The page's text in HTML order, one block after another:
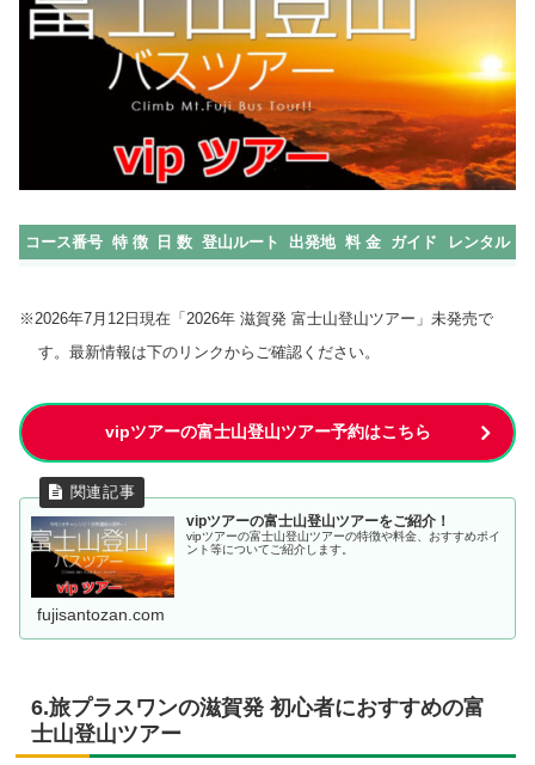
コース番号 特 徴 日 数 登山ルート 出発地 料 金 ガイド レンタル
※2026年7月12日現在「2026年 滋賀発 富士山登山ツアー」未発売で
す。最新情報は下のリンクからご確認ください。
vipツアーの富士山登山ツアー予約はこちら
vipツアーの富士山登山ツアーをご紹介！
vipツアーの富士山登山ツアーの特徴や料金、おすすめポイ
ント等についてご紹介します。
fujisantozan.com
6.旅プラスワンの滋賀発 初心者におすすめの富
士山登山ツアー